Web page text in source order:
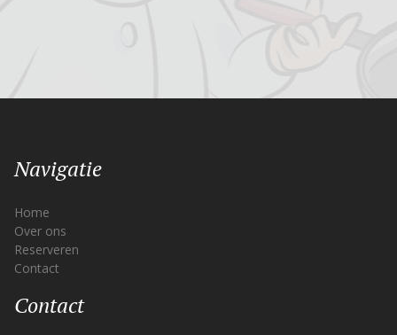
Navigatie
Home
Over ons
Reserveren
Contact
Contact